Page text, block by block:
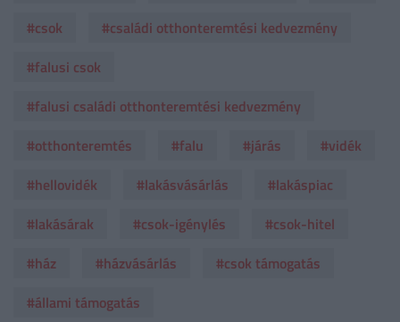
#csok
#családi otthonteremtési kedvezmény
#falusi csok
#falusi családi otthonteremtési kedvezmény
#otthonteremtés
#falu #járás
#vidék
#hellovidék
#lakásvásárlás
#lakáspiac
#lakásárak
#csok-igénylés
#csok-hitel
#ház
#házvásárlás
#csok támogatás
#állami támogatás